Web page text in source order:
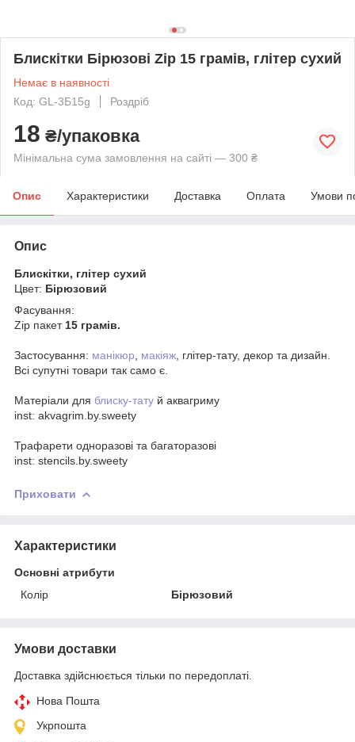
Блискітки Бірюзові Zip 15 грамів, глітер сухий
Немає в наявності
Код: GL-3Б15g
Роздріб
18 ₴/упаковка
Мінімальна сума замовлення на сайті — 300 ₴
Опис Характеристики Доставка Оплата Умови
Опис
Блискітки, глітер сухий
Цвет: Бірюзовий
Фасування:
Zip пакет 15 грамів.
Застосування: манікюр макіяж , глітер-тату, декор та дизайн.
Всі супутні товари так само є.
Матеріали для блиску-тату й аквагриму
inst: akvagrim.by.sweety
Трафарети одноразові та багаторазові
inst: stencils.by.sweety
Приховати
Характеристики
Основні атрибути
Колір
Бірюзовий
Умови доставки
Доставка здійснюється тільки по передоплаті.
Нова Пошта
Укрпошта